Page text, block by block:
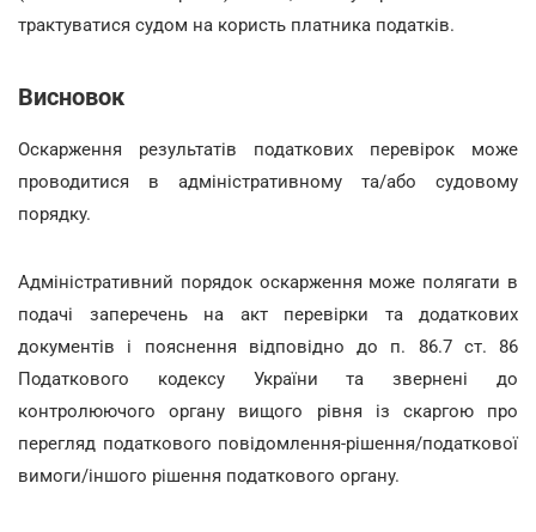
трактуватися судом на користь платника податків.
Висновок
Оскарження результатів податкових перевірок може
проводитися в адміністративному та/або судовому
порядку.
Адміністративний порядок оскарження може полягати в
подачі заперечень на акт перевірки та додаткових
документів і пояснення відповідно до п. 86.7 ст. 86
Податкового кодексу України та звернені до
контролюючого органу вищого рівня із скаргою про
перегляд податкового повідомлення-рішення/податкової
вимоги/іншого рішення податкового органу.